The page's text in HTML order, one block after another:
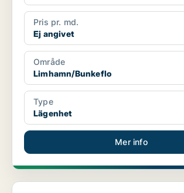
Pris pr. md.
Ej angivet
Område
Limhamn/Bunkeflo
Type
Lägenhet
Mer info
Lägenhet i Limhamn/Bunkeflo